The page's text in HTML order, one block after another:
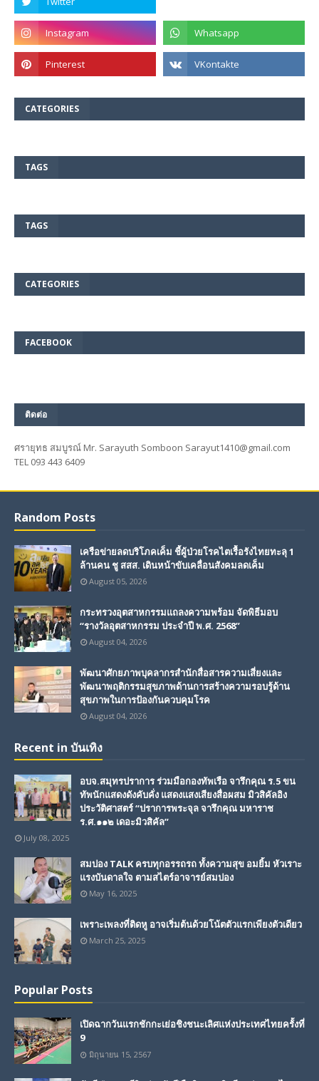
CATEGORIES
TAGS
TAGS
CATEGORIES
FACEBOOK
ติดต่อ
ศรายุทธ สมบูรณ์ Mr. Sarayuth Somboon Sarayut1410@gmail.com
TEL 093 443 6409
Random Posts
เครือข่ายลดบริโภคเค็ม ชี้ผู้ป่วยโรคไตเรื้อรังไทยทะลุ 1
ล้านคน ชู สสส. เดินหน้าขับเคลื่อนสังคมลดเค็ม
August 05, 2026
กระทรวงอุตสาหกรรมแถลงความพร้อม จัดพิธีมอบ
“รางวัลอุตสาหกรรม ประจำปี พ.ศ. 2568”
August 04, 2026
พัฒนาศักยภาพบุคลากรสำนักสื่อสารความเสี่ยงและ
พัฒนาพฤติกรรมสุขภาพด้านการสร้างความรอบรู้ด้าน
สุขภาพในการป้องกันควบคุมโรค
August 04, 2026
Recent in บันเทิง
อบจ.สมุทรปราการ ร่วมมือกองทัพเรือ จารึกคุณ ร.5 ขน
ทัพนักแสดงดังคับคั่ง แสดงแสงเสียงสื่อผสม มิวสิคัลอิง
ประวัติศาสตร์ “ปราการพระจุล จารึกคุณ มหาราช
ร.ศ.๑๑๒ เดอะมิวสิคัล”
July 08, 2025
สมปอง TALK ครบทุกอรรถรถ ทั้งความสุข อมยิ้ม หัวเราะ
แรงบันดาลใจ ตามสไตร์อาจารย์สมปอง
May 16, 2025
เพราะเพลงที่ติดหู อาจเริ่มต้นด้วยโน้ตตัวแรกเพียงตัวเดียว
March 25, 2025
Popular Posts
เปิดฉากวันแรกชักกะเย่อชิงชนะเลิศแห่งประเทศไทยครั้งที่
9
มิถุนายน 15, 2567